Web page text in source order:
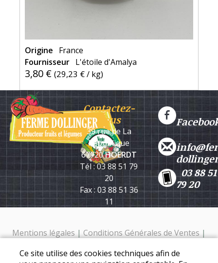
Origine
France
Fournisseur L'étoile d'Amalya
3,80 € (29,23 €/ kg)
Contactez-
nous
39 rue de La
République
67720HOERDT
Tél : 03 88 51 79
20
Fax : 03 88 51 36
11
03 88 51
79 20
Mentions légales | Conditions Générales de Ventes |
Ferme Dollinger - 39 rue de la république - 67720 Hoerdt -
Ce site utilise des cookies techniques afin de